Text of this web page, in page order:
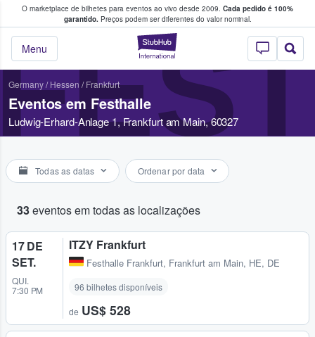
O marketplace de bilhetes para eventos ao vivo desde 2009. Cada pedido é 100%
garantido.Preços podem ser diferentes do valor nominal.
StubHub – onde
Menu
fãs compram e vendem bilhetes
Germany/ Hessen / Frankfurt
Eventos em Festhalle
Ludwig-Erhard-Anlage 1, Frankfurt am Main, 60327
Todas as datas Ordenar por data
33eventos em todas as localizações
17 DE
SET.
QUI.
7:30 PM
ITZY Frankfurt
Festhalle Frankfurt, Frankfurt am Main, HE, DE
96 bilhetes disponíveis
de US$ 528